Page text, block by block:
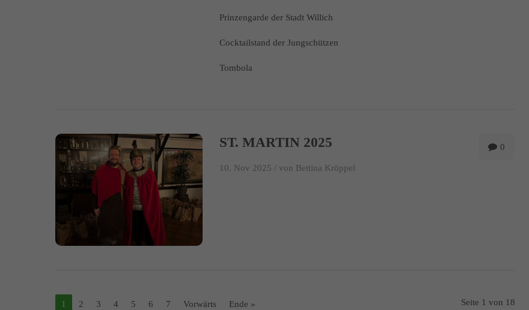
Prinzengarde der Stadt Willich
Cocktailstand der Jungschützen
Tombola
0
ST. MARTIN 2025
10. Nov 2025 / von Bettina Kröppel
Seite 1 von 18
1 2 3 4 5 6 7 Vorwärts Ende »